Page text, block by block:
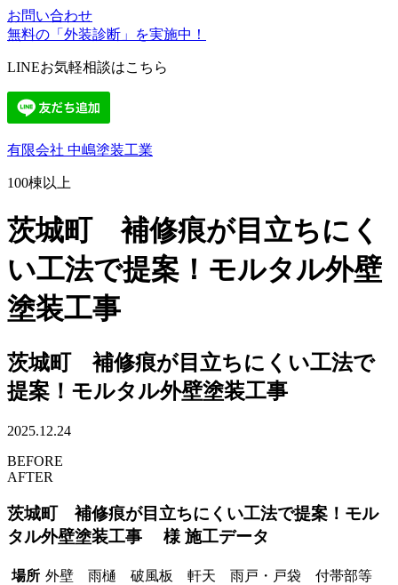
お問い合わせ
無料の「外装診断」を実施中！
LINEお気軽相談はこちら
有限会社 中嶋塗装工業
100棟以上
茨城町 補修痕が目立ちにく
い工法で提案！モルタル外壁
塗装工事
茨城町 補修痕が目立ちにくい工法で
提案！モルタル外壁塗装工事
2025.12.24
BEFORE
AFTER
茨城町 補修痕が目立ちにくい工法で提案！モル
タル外壁塗装工事 様 施工データ
場所 外壁 雨樋 破風板 軒天 雨戸・戸袋 付帯部等